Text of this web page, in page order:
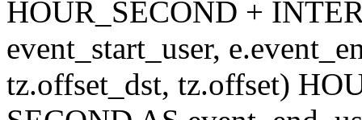
HOUR_SECOND +
event_start_user,
tz.offset_dst, tz.offset)